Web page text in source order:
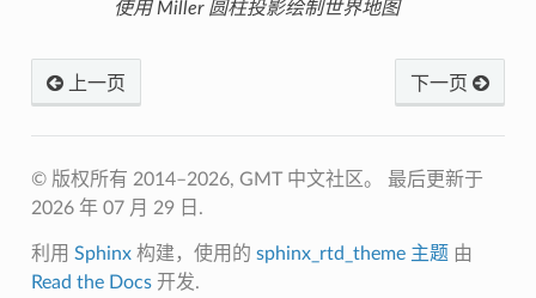
使用 Miller 圆柱投影绘制世界地图
上一页 下一页
© 版权所有 2014–2026, GMT 中文社区。 最后更新于
2026 年 07 月 29 日.
利用 Sphinx构建，使用的 sphinx_rtd_theme 主题 由
Read the Docs开发.